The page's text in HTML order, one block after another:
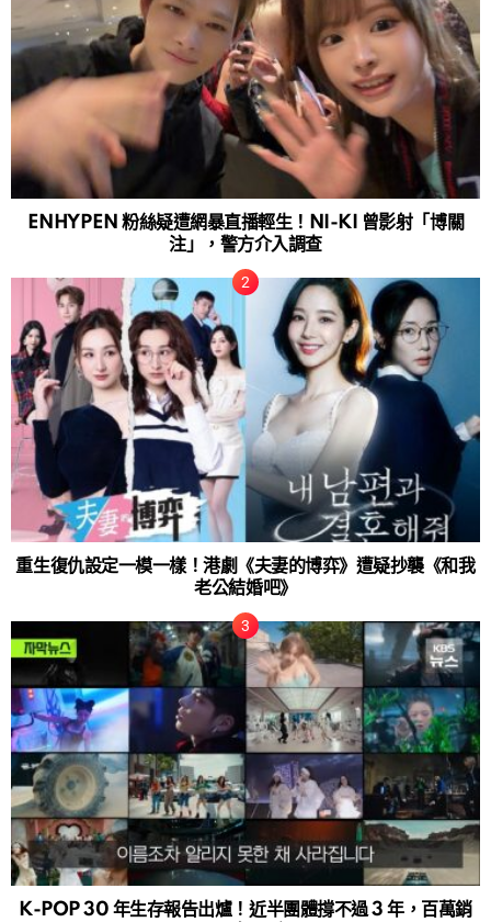
ENHYPEN 粉絲疑遭網暴直播輕生！NI-KI 曾影射「博關
注」，警方介入調查
重生復仇設定一模一樣！港劇《夫妻的博弈》遭疑抄襲《和我
老公結婚吧》
K-POP 30 年生存報告出爐！近半團體撐不過 3 年，百萬銷